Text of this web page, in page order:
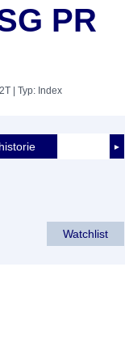
PR
| Typ: Index
►
Watchlist